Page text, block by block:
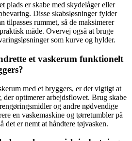
plads er skabe med skydelåger eller
Disse skabsløsninger fylder
tilpasses rummet, så de maksimerer
måde. Overvej også at bruge
som kurve og hylder.
et vaskerum funktionelt
med et bryggers, er det vigtigt at
optimerer arbejdsflowet. Brug skabe
og andre nødvendige
en vaskemaskine og tørretumbler på
det er nemt at håndtere tøjvasken.